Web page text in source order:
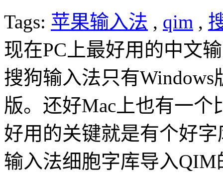
Tags: 苹果输入法 , qim ,
现在PC上最好用的中文
搜狗输入法只有
版。还好Mac上也有一
好用的关键就是有个好字
输入法细胞字库导入